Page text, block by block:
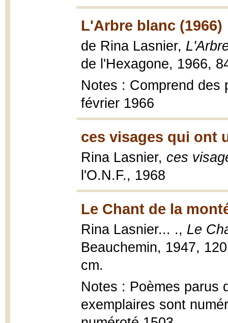
L'Arbre blanc (1966)
de Rina Lasnier,
de l'Hexagone, 1966,
Notes : Comprend des
février 1966
ces visages qui ont
Rina Lasnier, ces
l'O.N.F., 1968
Le Chant de la
Rina Lasnier... ., Le
Beauchemin, 1947,
cm.
Notes : Poèmes parus
exemplaires sont